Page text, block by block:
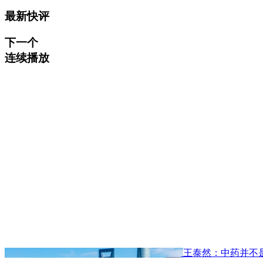
最新快评
下一个
连续播放
王泰然：中药并不